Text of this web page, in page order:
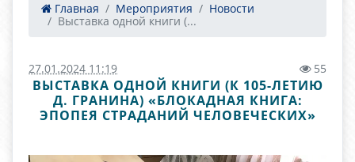
Главная Мероприятия
Новости
Выставка одной книги (...
27.01.2024 11:19 55
ВЫСТАВКА ОДНОЙ КНИГИ (К 105-ЛЕТИЮ
Д. ГРАНИНА) «БЛОКАДНАЯ КНИГА:
ЭПОПЕЯ СТРАДАНИЙ ЧЕЛОВЕЧЕСКИХ»